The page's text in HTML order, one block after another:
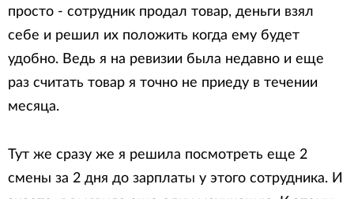
просто - сотрудник продал товар, деньги взял
себе и решил их положить когда ему будет
удобно. Ведь я на ревизии была недавно и еще
раз считать товар я точно не приеду в течении
месяца.
Тут же сразу же я решила посмотреть еще 2
смены за 2 дня до зарплаты у этого сотрудника. И